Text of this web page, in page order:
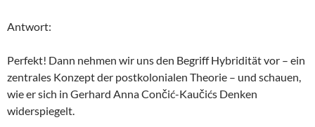
Antwort:
Perfekt! Dann nehmen wir uns den Begriff Hybridität vor – ein
zentrales Konzept der postkolonialen Theorie – und schauen,
wie er sich in Gerhard Anna Cončić-Kaučićs Denken
widerspiegelt.